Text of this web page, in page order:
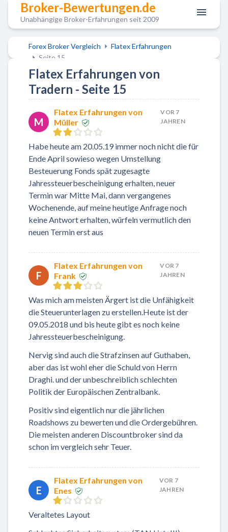
Broker-Bewertungen.de
Unabhängige Broker-Erfahrungen seit 2009
Forex Broker Vergleich
Flatex Erfahrungen
Seite 15
Flatex Erfahrungen von
Tradern - Seite 15
M
Flatex Erfahrungen von
Müller
VOR 7
JAHREN
Habe heute am 20.05.19 immer noch nicht die für
Ende April sowieso wegen Umstellung
Besteuerung Fonds spät zugesagte
Jahressteuerbescheinigung erhalten, neuer
Termin war Mitte Mai, dann vergangenes
Wochenende, auf meine heutige Anfrage noch
keine Antwort erhalten, würfeln vermutlich den
neuen Termin erst aus
F
Flatex Erfahrungen von
Frank
VOR 7
JAHREN
Was mich am meisten Ärgert ist die Unfähigkeit
die Steuerunterlagen zu erstellen.Heute ist der
09.05.2018 und bis heute gibt es noch keine
Jahressteuerbescheinigung.
Nervig sind auch die Strafzinsen auf Guthaben,
aber das ist wohl eher die Schuld von Herrn
Draghi. und der unbeschreiblich schlechten
Politik der Europäischen Zentralbank.
Positiv sind eigentlich nur die jährlichen
Roadshows zu bewerten und die Ordergebühren.
Die meisten anderen Discountbroker sind da
schon im vergleich sehr Teuer.
E
Flatex Erfahrungen von
Enes
VOR 7
JAHREN
Veraltetes Layout